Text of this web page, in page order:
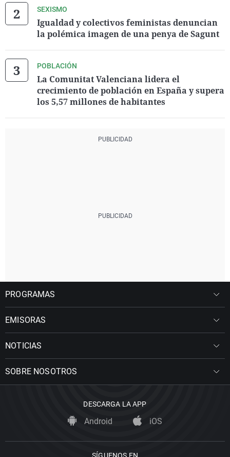
SEXISMO
Igualdad y colectivos feministas denuncian
la polémica imagen de una penya de Sagunt
POBLACIÓN
La Comunitat Valenciana lidera el
crecimiento de población en España y supera
los 5,57 millones de habitantes
PROGRAMAS
EMISORAS
NOTICIAS
SOBRE NOSOTROS
DESCARGA LA APP
Android iOS
SÍGUENOS EN